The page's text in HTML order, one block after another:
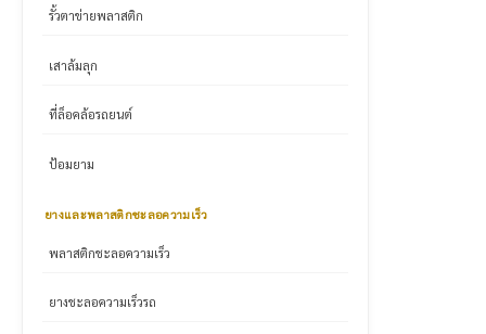
รั้วตาข่ายพลาสติก
เสาล้มลุก
ที่ล็อคล้อรถยนต์
ป้อมยาม
ยางและพลาสติกชะลอความเร็ว
พลาสติกชะลอความเร็ว
ยางชะลอความเร็วรถ